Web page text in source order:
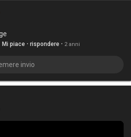
Mi piace · rispondere · 2 anni